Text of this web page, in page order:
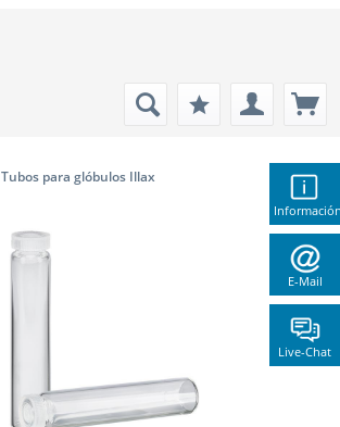
E-Mail
Live-Chat
Tubos para glóbulos Illax